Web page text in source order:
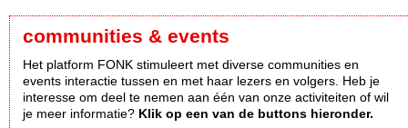
communities & events
Het platform FONK stimuleert met diverse communities en
events interactie tussen en met haar lezers en volgers. Heb je
interesse om deel te nemen aan één van onze activiteiten of wil
je meer informatie? Klik op een van de buttons hieronder.